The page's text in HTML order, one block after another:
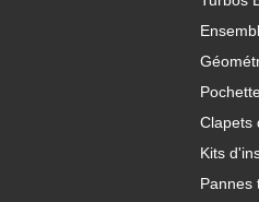
Clapets
Kits
Pannes